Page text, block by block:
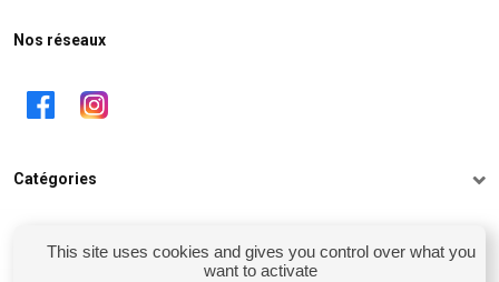
Nos réseaux
Catégories
This site uses cookies and gives you control over what you
want to activate